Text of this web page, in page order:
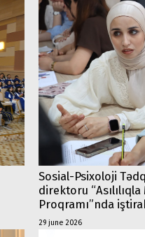
Sosial-Psixoloji
direktoru
Proqramı”nda
29 june 2026